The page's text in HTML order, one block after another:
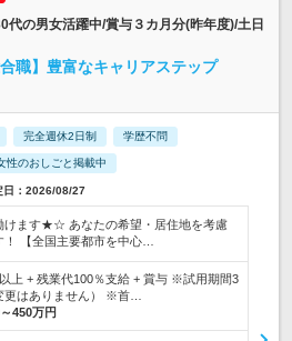
代の男女活躍中/賞与３カ月分(昨年度)/土日
職】豊富なキャリアステップ
完全週休2日制 学歴不問
性のおしごと掲載中
：2026/08/27
ます★☆ あなたの希望・居住地を考慮
！ 【全国主要都市を中心…
上 + 残業代100％支給 + 賞与 ※試用期間3
更はありません） ※首…
450万円